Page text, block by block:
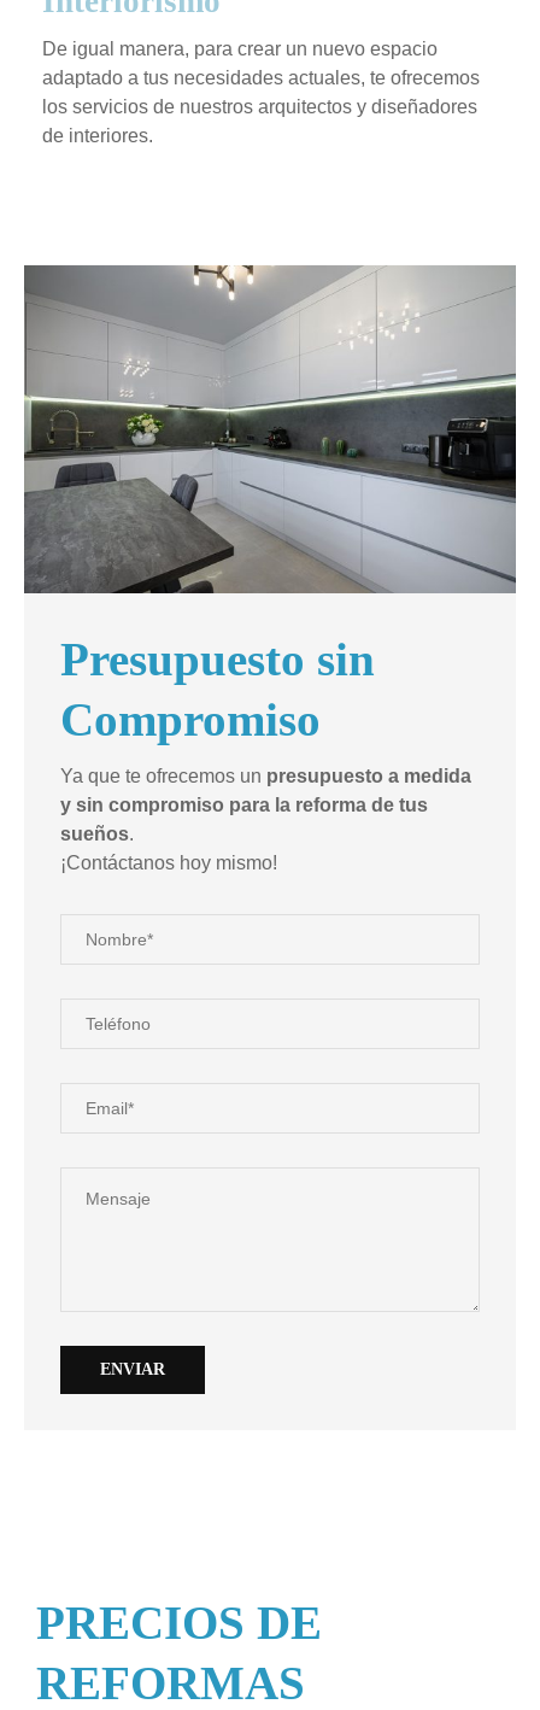
De igual manera, para crear un nuevo espacio
adaptado a tus necesidades actuales, te ofrecemos
los servicios de nuestros arquitectos y diseñadores
de interiores.
Presupuesto sin
Compromiso
Ya que te ofrecemos un presupuesto a medida
y sin compromiso para la reforma de tus
sueños.
¡Contáctanos hoy mismo!
PRECIOS DE
REFORMAS